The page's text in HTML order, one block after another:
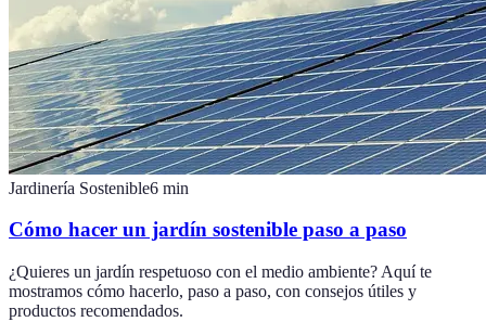
Jardinería Sostenible6 min
Cómo hacer un jardín sostenible paso a paso
¿Quieres un jardín respetuoso con el medio ambiente? Aquí te
mostramos cómo hacerlo, paso a paso, con consejos útiles y
productos recomendados.